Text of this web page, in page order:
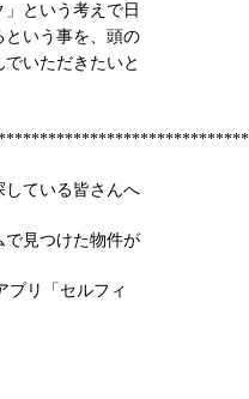
という考えで日
という事を、頭の
いただきたいと
している皆さんへ
で見つけた物件が
プリ「セルフィ